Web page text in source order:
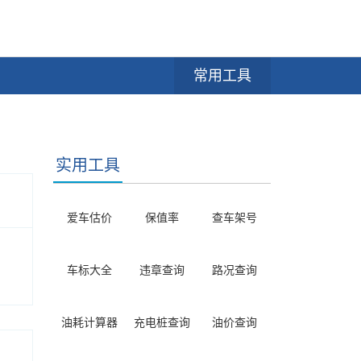
常用工具
实用工具
爱车估价 保值率 查车架号
车标大全 违章查询 路况查询
油耗计算器 充电桩查询 油价查询